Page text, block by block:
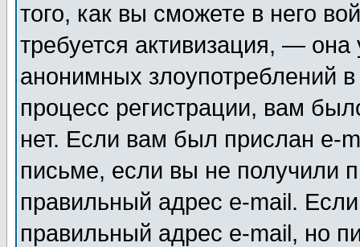
того, как вы сможете в него
требуется активизация, —
анонимных злоупотреблений
процесс регистрации, вам
нет. Если вам был прислан e-
письме, если вы не получили
правильный адрес e-mail.
правильный адрес e-mail, но